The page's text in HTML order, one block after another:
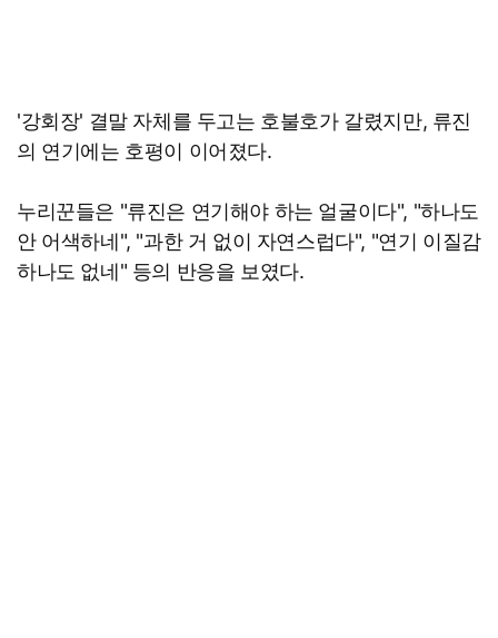
'강회장' 결말 자체를 두고는 호불호가 갈렸지만, 류진
의 연기에는 호평이 이어졌다.
누리꾼들은 "류진은 연기해야 하는 얼굴이다", "하나도
안 어색하네", "과한 거 없이 자연스럽다", "연기 이질감
하나도 없네" 등의 반응을 보였다.